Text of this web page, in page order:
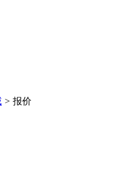
> 报价